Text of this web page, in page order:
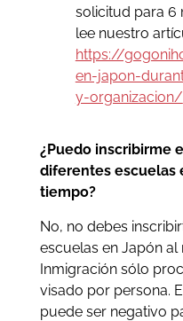
solicitud para 6
lee nuestro
https://
en-japon-
y-organizacion/
¿Puedo inscribirme
diferentes escuelas
tiempo?
No, no debes
escuelas en Japón
Inmigración sólo
visado por persona.
puede ser negativo